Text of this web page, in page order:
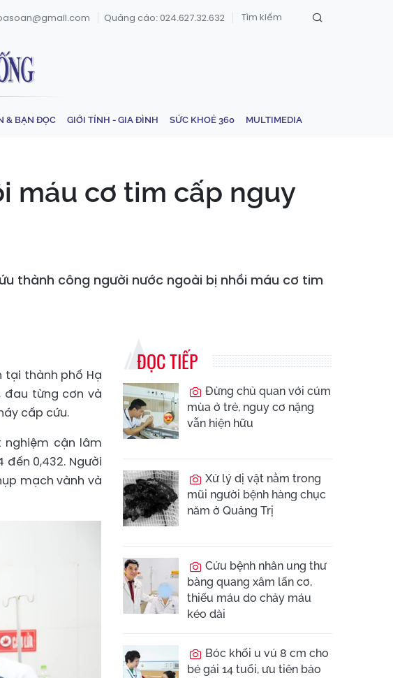
Quảng cáo: 024.627.32.632
& BẠN ĐỌC GIỚI TÍNH - GIA ĐÌNH SỨC KHOẺ 360 MULTIMEDIA
máu cơ tim cấp nguy
thành công người nước ngoài bị nhồi máu cơ tim
tại thành phố Hạ
đau từng cơn và
cấp cứu.
nghiệm cận lâm
đến 0,432. Người
mạch vành và
ĐỌC TIẾP
Đừng chủ quan với cúm
mùa ở trẻ, nguy cơ nặng
vẫn hiện hữu
Xử lý dị vật nằm trong
mũi người bệnh hàng chục
năm ở Quảng Trị
Cứu bệnh nhân ung thư
bàng quang xâm lấn cơ,
thiếu máu do chảy máu
kéo dài
Bóc khối u vú 8 cm cho
bé gái 14 tuổi, ưu tiên bảo